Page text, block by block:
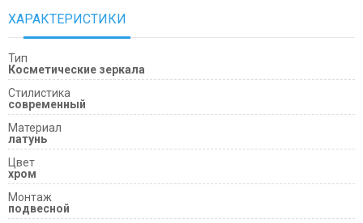
ХАРАКТЕРИСТИКИ
Тип
Косметические зеркала
Cтилистика
современный
Материал
латунь
Цвет
хром
Монтаж
подвесной